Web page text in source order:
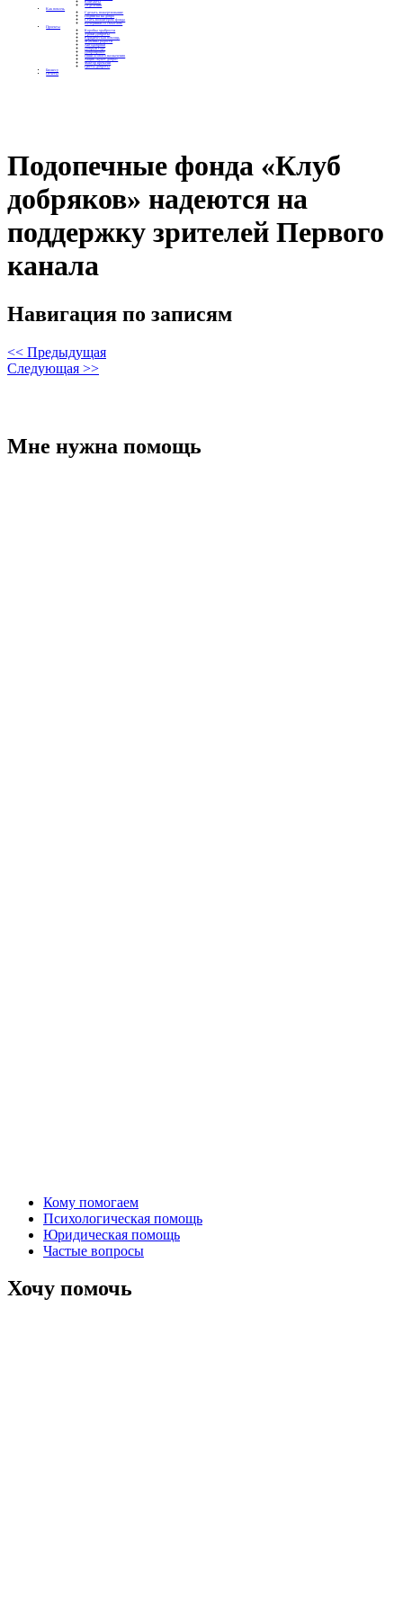
Контакты
Отделения
Как помочь
Сделать пожертвование
Подписка на добро
Стать волонтером фонда
Вечеринки со смыслом
Проекты
Коробка храбрости
Уроки Доброты
Юридическая помощь
Мамины радости
Автодобряки
Добрый торт
Добропробег
Няни особого назначения
Акция «Букет добра»
Фактор времени
Цветы доброты
Бизнесу
Отчеты
Подопечные фонда «Клуб
добряков» надеются на
поддержку зрителей Первого
канала
Навигация по записям
<< Предыдущая
Следующая >>
Мне нужна помощь
Кому помогаем
Психологическая помощь
Юридическая помощь
Частые вопросы
Хочу помочь